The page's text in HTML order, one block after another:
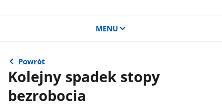
MENU
Powrót
Kolejny spadek stopy
bezrobocia